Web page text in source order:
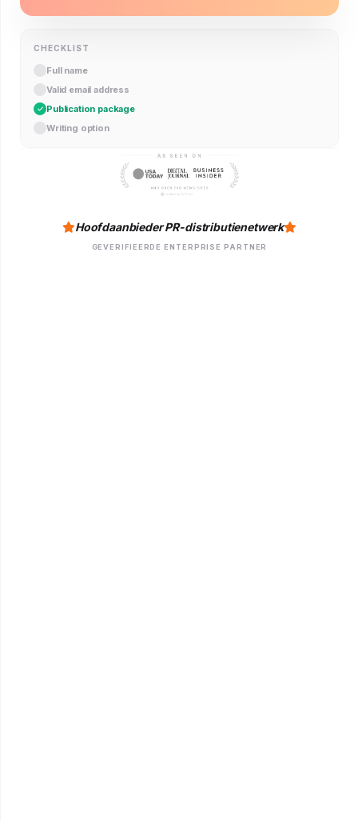
CHECKLIST
Full name
Valid email address
Publication package
Writing option
Hoofdaanbieder PR-distributienetwerk
GEVERIFIEERDE ENTERPRISE PARTNER